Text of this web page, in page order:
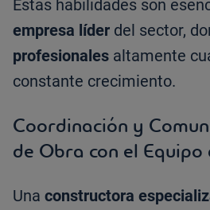
Estas habilidades son
empresa líder del sector,
profesionales altamente
constante crecimiento.
Coordinación y
de Obra con el Equipo
Una constructora